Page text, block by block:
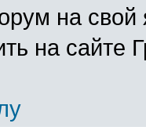
на
на сайте